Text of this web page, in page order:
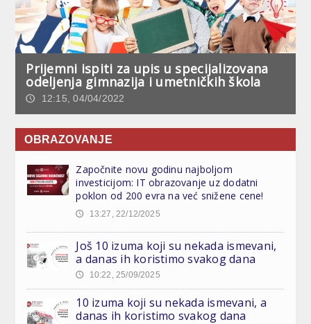
Prijemni ispiti za upis u specijalizovana
odeljenja gimnazija i umetničkih škola
🕔 12:15, 04/04/2022
OBRAZOVANJE
Započnite novu godinu najboljom
investicijom: IT obrazovanje uz dodatni
poklon od 200 evra na već snižene cene!
🕔 13:27, 22/12/2025
Još 10 izuma koji su nekada ismevani,
a danas ih koristimo svakog dana
🕔 10:22, 25/09/2025
10 izuma koji su nekada ismevani, a
danas ih koristimo svakog dana